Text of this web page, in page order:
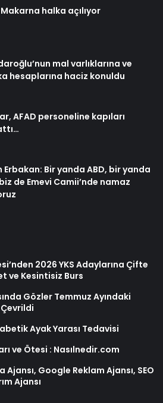
halka açılıyor
mal varlıklarına ve
hesaplarına haciz konuldu
AFAD personeline kapıları
Erbakan: Bir yanda ABD, bir yanda
de Emevi Camii’nde namaz
2026 YKS Adaylarına Çifte
ve Kesintisiz Burs
Gözler Temmuz Ayındaki
Ayak Yarası Tedavisi
ve Ötesi : Nasılnedir.com
Google Reklam Ajansı, SEO
Ajansı